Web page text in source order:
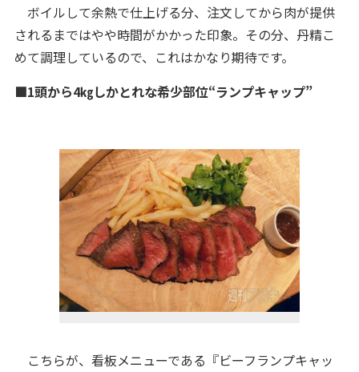
ボイルして余熱で仕上げる分、注文してから肉が提供
されるまではやや時間がかかった印象。その分、丹精こ
めて調理しているので、これはかなり期待です。
■1頭から4㎏しかとれな希少部位“ランプキャップ”
こちらが、看板メニューである『ビーフランプキャッ